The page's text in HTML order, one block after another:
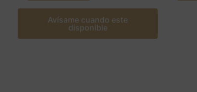
Avísame cuando este
disponible